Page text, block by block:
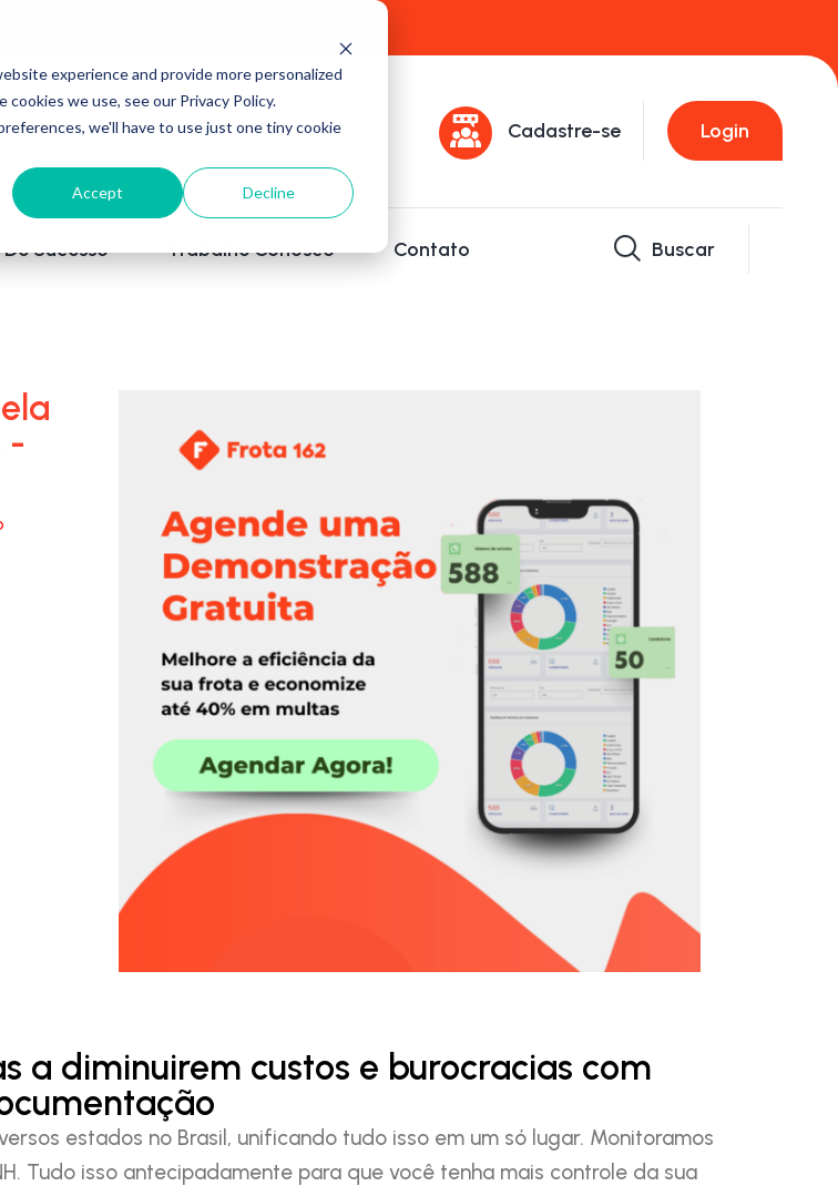
experience and provide more personalized
we use, see our Privacy Policy.
we'll have to use just one tiny cookie
Accept Decline
Cadastre-se Login
De Sucesso Trabalhe Conosco Contato Buscar
-
a diminuirem custos e burocracias com
estados no Brasil, unificando tudo isso em um só lugar. Monitoramos
Tudo isso antecipadamente para que você tenha mais controle da sua